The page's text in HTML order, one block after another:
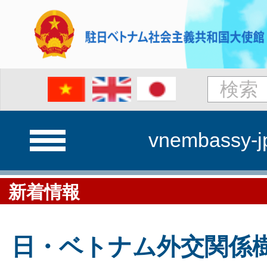
vnembassy-
新着情報
日・ベトナム外交関係